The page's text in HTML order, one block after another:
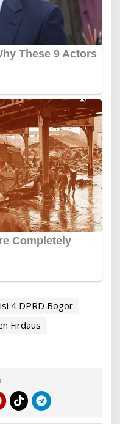
4 DPRD Bogor
Firdaus